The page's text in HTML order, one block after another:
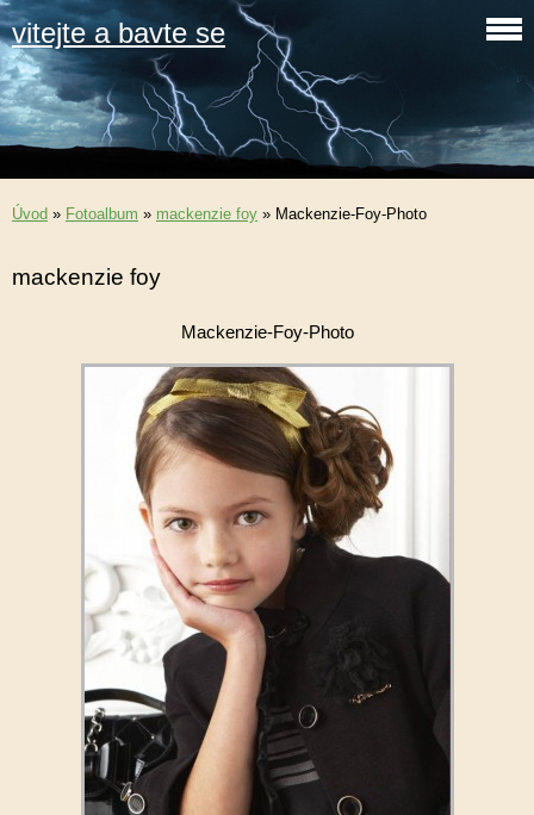
vitejte a bavte se
Úvod » Fotoalbum » mackenzie foy » Mackenzie-Foy-Photo
mackenzie foy
Mackenzie-Foy-Photo